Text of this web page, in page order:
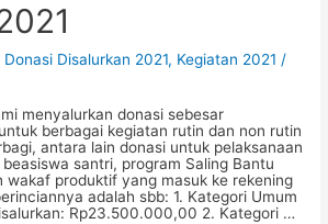
Donasi Disalurkan 2021, Kegiatan 2021 /
menyalurkan donasi sebesar
berbagai kegiatan rutin dan non rutin
antara lain donasi untuk pelaksanaan
santri, program Saling Bantu
wakaf produktif yang masuk ke rekening
adalah sbb: 1. Kategori Umum
Rp23.500.000,00 2. Kategori …